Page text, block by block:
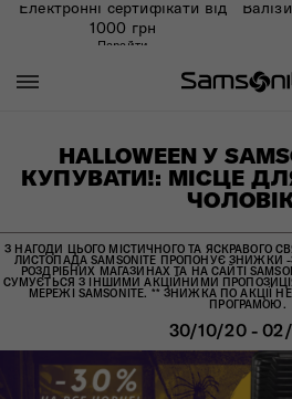
Електронні сертифікати від
1000 грн
Перейти
HALLOWEEN У
КУПУВАТИ!: МІСЦЕ
З НАГОДИ ЦЬОГО МІСТИЧНОГО ТА ЯСКРАВОГО
ЛИСТОПАДА SAMSONITE ПРОПОНУЄ ЗНИЖКИ
РОЗДРІБНИХ МАГАЗИНАХ ТА НА САЙТІ
СУМУЄТЬСЯ З ІНШИМИ АКЦІЙНИМИ
МЕРЕЖІ SAMSONITE. ** ЗНИЖКА ПО АКЦІЇ
ПРОГРАМОЮ.
30/10/20 -